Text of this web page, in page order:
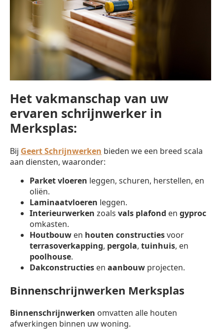
Het vakmanschap van uw
ervaren schrijnwerker in
Merksplas:
Bij Geert Schrijnwerken bieden we een breed scala
aan diensten, waaronder:
Parket vloeren leggen, schuren, herstellen, en
oliën.
Laminaatvloeren leggen.
Interieurwerken zoals vals plafond en gyproc
omkasten.
Houtbouw en houten constructiesvoor
terrasoverkapping, pergola, tuinhuis, en
poolhouse.
Dakconstructies en aanbouw projecten.
Binnenschrijnwerken Merksplas
Binnenschrijnwerken omvatten alle houten
afwerkingen binnen uw woning.